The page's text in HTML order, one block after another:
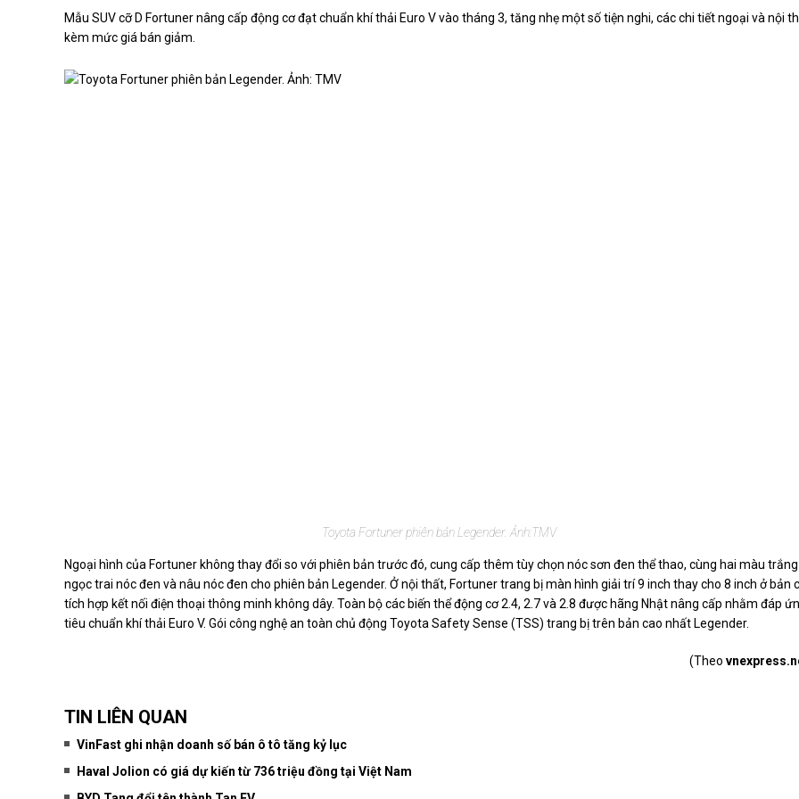
Mẫu SUV cỡ D Fortuner nâng cấp động cơ đạt chuẩn khí thải Euro V vào tháng 3, tăng nhẹ một số tiện nghi, các chi tiết ngoại và nội
kèm mức giá bán giảm.
Toyota Fortuner phiên bản Legender. Ảnh:TMV
Ngoại hình của Fortuner không thay đổi so với phiên bản trước đó, cung cấp thêm tùy chọn nóc sơn đen thể thao, cùng hai màu trắng
ngọc trai nóc đen và nâu nóc đen cho phiên bản Legender. Ở nội thất, Fortuner trang bị màn hình giải trí 9 inch thay cho 8 inch ở bản
tích hợp kết nối điện thoại thông minh không dây. Toàn bộ các biến thể động cơ 2.4, 2.7 và 2.8 được hãng Nhật nâng cấp nhằm đáp
tiêu chuẩn khí thải Euro V. Gói công nghệ an toàn chủ động Toyota Safety Sense (TSS) trang bị trên bản cao nhất Legender.
(Theo
TIN LIÊN QUAN
VinFast ghi nhận doanh số bán ô tô tăng kỷ lục
Haval Jolion có giá dự kiến từ 736 triệu đồng tại Việt Nam